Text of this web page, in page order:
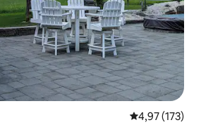
Átlagos
4,97 (173)